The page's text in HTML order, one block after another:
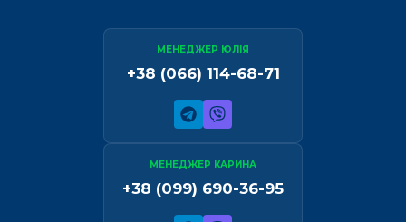
МЕНЕДЖЕР ЮЛІЯ
+38 (066) 114-68-71
МЕНЕДЖЕР КАРИНА
+38 (099) 690-36-95